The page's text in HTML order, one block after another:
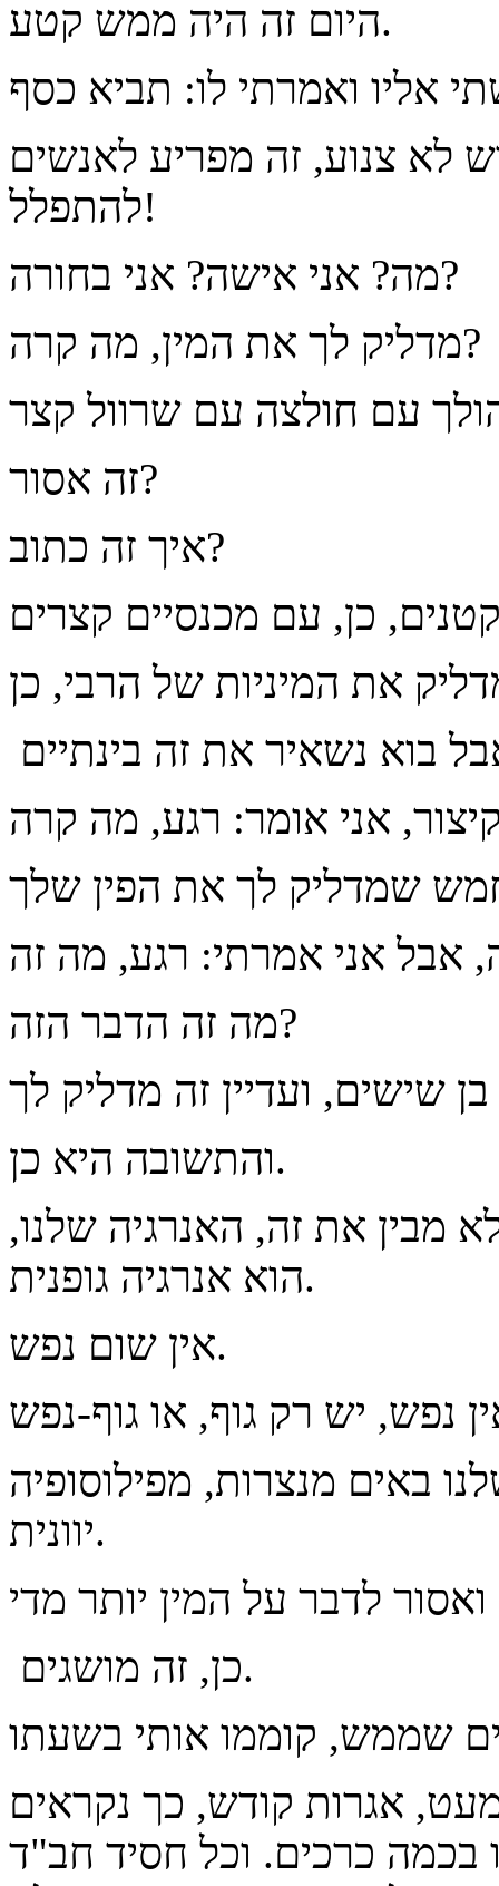
היום זה היה ממש קטע.
לא צנוע, זה מפריע לאנשים
להתפלל!
מה? אני אישה? אני בחורה?
מדליק לך את המין, מה קרה?
זה אסור?
איך זה כתוב?
מה זה הדבר הזה?
והתשובה היא כן.
מבין את זה, האנרגיה שלנו,
הוא אנרגיה גופנית.
אין שום נפש.
באים מנצרות, מפילוסופיה
יוונית.
כן, זה מושגים.
אגרות קודש, כך נקראים
כרכים. וכל חסיד חב"ד